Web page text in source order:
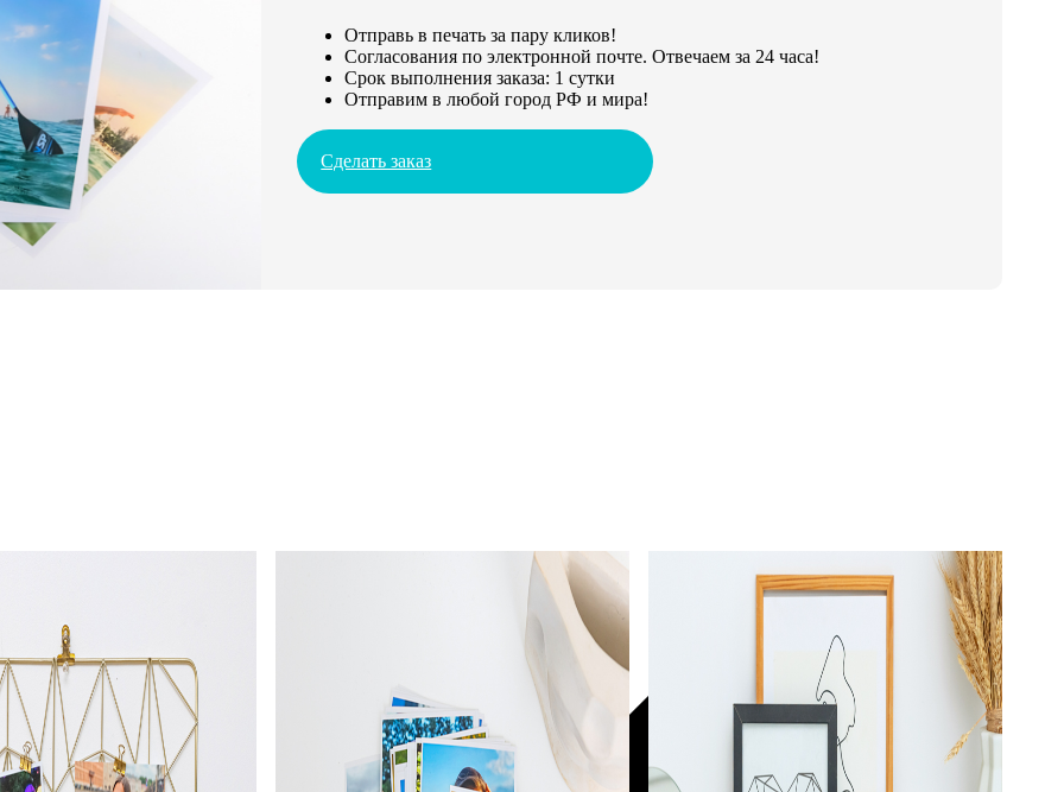
Отправь в печать за пару кликов!
Согласования по электронной почте. Отвечаем за 24 часа!
Срок выполнения заказа: 1 сутки
Отправим в любой город РФ и мира!
Сделать заказ